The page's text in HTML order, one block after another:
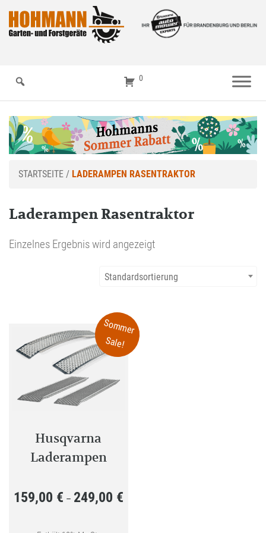
0
STARTSEITE / LADERAMPEN RASENTRAKTOR
Laderampen Rasentraktor
Einzelnes Ergebnis wird angezeigt
Standardsortierung
Sommer
Sale!
Husqvarna
Laderampen
159,00 € – 249,00 €Preisspanne: